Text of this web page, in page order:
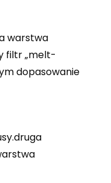
warstwa
filtr „melt-
dopasowanie